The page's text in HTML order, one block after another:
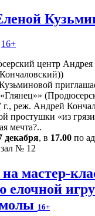
16+
г., реж. Андрей
простушки «из
мечта?..
декабря, в 17.00 по
№ 12
мастер-
елочной
16+